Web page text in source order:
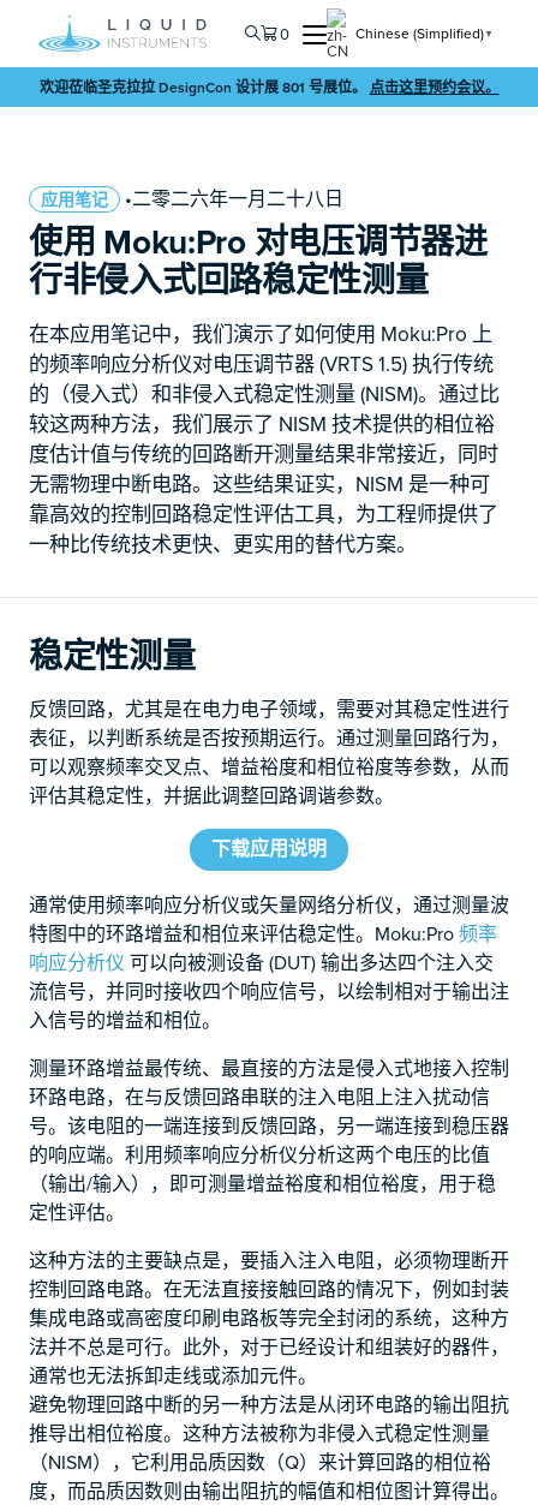
0 Chinese (Simplified)▼
欢迎莅临圣克拉拉 DesignCon 设计展 801 号展位。 点击这里预约会议。
应用笔记 •二零二六年一月二十八日
使用 Moku:Pro 对电压调节器进
行非侵入式回路稳定性测量
在本应用笔记中，我们演示了如何使用 Moku:Pro 上
的频率响应分析仪对电压调节器 (VRTS 1.5) 执行传统
的（侵入式）和非侵入式稳定性测量 (NISM)。通过比
较这两种方法，我们展示了 NISM 技术提供的相位裕
度估计值与传统的回路断开测量结果非常接近，同时
无需物理中断电路。这些结果证实，NISM 是一种可
靠高效的控制回路稳定性评估工具，为工程师提供了
一种比传统技术更快、更实用的替代方案。
稳定性测量
反馈回路，尤其是在电力电子领域，需要对其稳定性进行
表征，以判断系统是否按预期运行。通过测量回路行为，
可以观察频率交叉点、增益裕度和相位裕度等参数，从而
评估其稳定性，并据此调整回路调谐参数。
下载应用说明
通常使用频率响应分析仪或矢量网络分析仪，通过测量波
特图中的环路增益和相位来评估稳定性。Moku:Pro频率
响应分析仪 可以向被测设备 (DUT) 输出多达四个注入交
流信号，并同时接收四个响应信号，以绘制相对于输出注
入信号的增益和相位。
测量环路增益最传统、最直接的方法是侵入式地接入控制
环路电路，在与反馈回路串联的注入电阻上注入扰动信
号。该电阻的一端连接到反馈回路，另一端连接到稳压器
的响应端。利用频率响应分析仪分析这两个电压的比值
（输出/输入），即可测量增益裕度和相位裕度，用于稳
定性评估。
这种方法的主要缺点是，要插入注入电阻，必须物理断开
控制回路电路。在无法直接接触回路的情况下，例如封装
集成电路或高密度印刷电路板等完全封闭的系统，这种方
法并不总是可行。此外，对于已经设计和组装好的器件，
通常也无法拆卸走线或添加元件。
避免物理回路中断的另一种方法是从闭环电路的输出阻抗
推导出相位裕度。这种方法被称为非侵入式稳定性测量
（NISM），它利用品质因数（Q）来计算回路的相位裕
度，而品质因数则由输出阻抗的幅值和相位图计算得出。